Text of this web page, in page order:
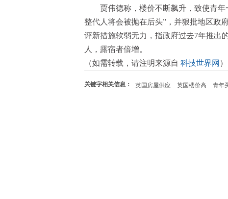
贾伟德称，楼价不断飙升，致使青
整代人将会被抛在后头”，并狠批地区政
评新措施软弱无力，指政府过去7年推出
人，露宿者倍增。
（如需转载，请注明来源自 科技世界网 ）
关键字相关信息： 英国房屋供应 英国楼价高 青年